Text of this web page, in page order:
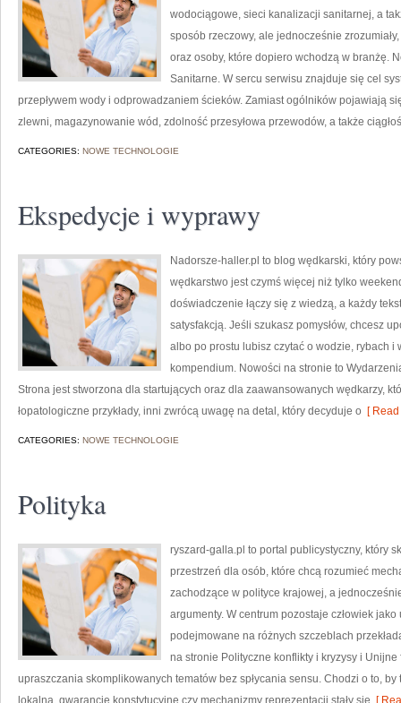
wodociągowe, sieci kanalizacji sanitarnej, a
sposób rzeczowy, ale jednocześnie
oraz osoby, które dopiero wchodzą w branżę.
Sanitarne. W sercu serwisu znajduje się cel
przepływem wody i odprowadzaniem ścieków. Zamiast ogólników pojawiają
zlewni, magazynowanie wód, zdolność przesyłowa przewodów, a także
CATEGORIES: NOWE TECHNOLOGIE
Ekspedycje i wyprawy
Nadorsze-haller.pl to blog wędkarski, który
wędkarstwo jest czymś więcej niż tylko
doświadczenie łączy się z wiedzą, a każdy
satysfakcją. Jeśli szukasz pomysłów, chcesz
albo po prostu lubisz czytać o wodzie, rybach
kompendium. Nowości na stronie to
Strona jest stworzona dla startujących oraz dla zaawansowanych wędkarzy,
łopatologiczne przykłady, inni zwrócą uwagę na detal, który decyduje o [
CATEGORIES: NOWE TECHNOLOGIE
Polityka
ryszard-galla.pl to portal publicystyczny, który
przestrzeń dla osób, które chcą rozumieć
zachodzące w polityce krajowej, a
argumenty. W centrum pozostaje człowiek
podejmowane na różnych szczeblach
na stronie Polityczne konflikty i kryzysy i
upraszczania skomplikowanych tematów bez spłycania sensu. Chodzi o to, by
lokalna, gwarancje konstytucyjne czy mechanizmy reprezentacji stały się [